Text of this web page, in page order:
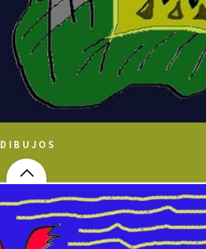
DIBUJOS